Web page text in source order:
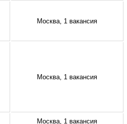
Москва, 1 вакансия
Москва, 1 вакансия
Москва, 1 вакансия